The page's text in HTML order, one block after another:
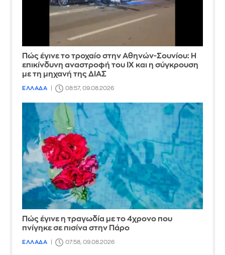
Πώς έγινε το τροχαίο στην Αθηνών-Σουνίου: Η
επικίνδυνη αναστροφή του ΙΧ και η σύγκρουση
με τη μηχανή της ΔΙΑΣ
ΕΛΛΑΔΑ 08:57, 09.08.2026
Πώς έγινε η τραγωδία με το 4χρονο που
πνίγηκε σε πισίνα στην Πάρο
ΕΛΛΑΔΑ 07:58, 09.08.2026